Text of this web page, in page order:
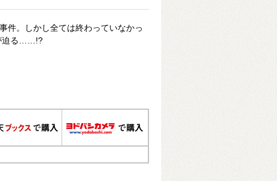
件。しかし全ては終わっていなかっ
迫る……!?